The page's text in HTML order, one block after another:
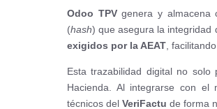
Odoo TPVgenera y almacena
(hash) que asegura la integridad
exigidos por la AEAT ,
Esta trazabilidad digital no
Hacienda. Al integrarse con el
técnicos del VeriFactu de forma